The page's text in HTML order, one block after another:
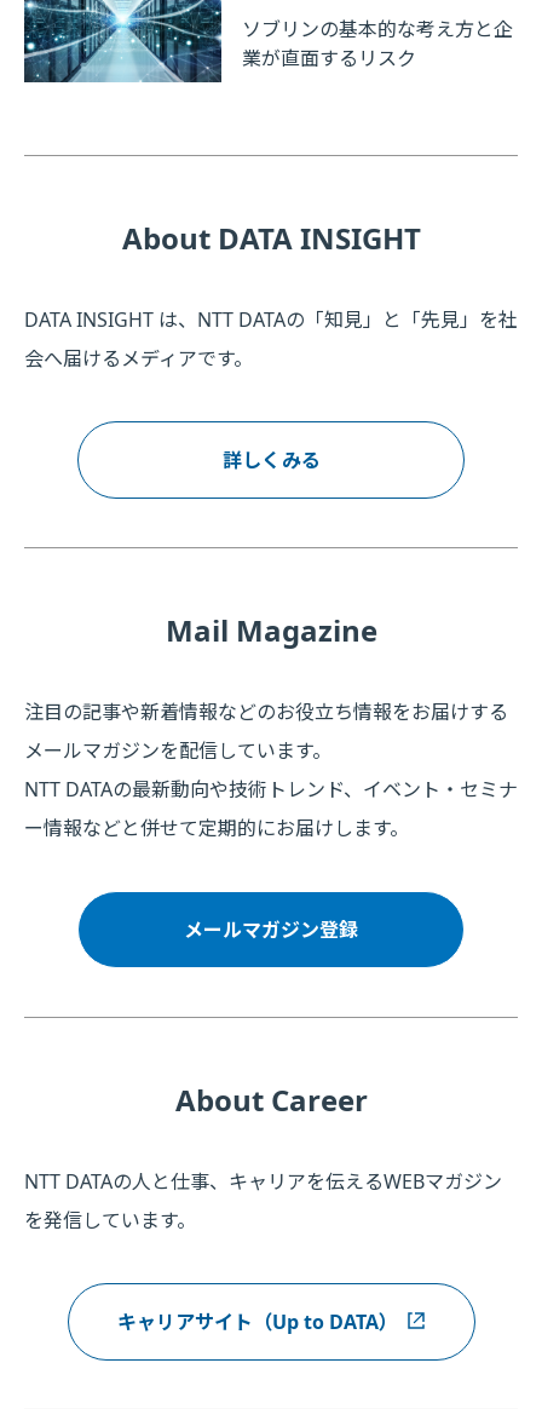
ソブリンの基本的な考え方と企
業が直面するリスク
About DATA INSIGHT
DATA INSIGHT は、NTT DATAの「知見」と「先見」を社
会へ届けるメディアです。
詳しくみる
Mail Magazine
注目の記事や新着情報などのお役立ち情報をお届けする
メールマガジンを配信しています。
NTT DATAの最新動向や技術トレンド、イベント・セミナ
ー情報などと併せて定期的にお届けします。
メールマガジン登録
About Career
NTT DATAの人と仕事、キャリアを伝えるWEBマガジン
を発信しています。
キャリアサイト（Up to DATA）